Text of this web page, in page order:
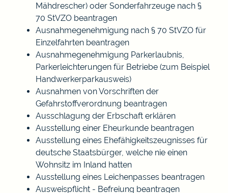
Mähdrescher) oder Sonderfahrzeuge nach §
70 StVZO beantragen
Ausnahmegenehmigung nach § 70 StVZO für
Einzelfahrten beantragen
Ausnahmegenehmigung Parkerlaubnis,
Parkerleichterungen für Betriebe (zum Beispiel
Handwerkerparkausweis)
Ausnahmen von Vorschriften der
Gefahrstoffverordnung beantragen
Ausschlagung der Erbschaft erklären
Ausstellung einer Eheurkunde beantragen
Ausstellung eines Ehefähigkeitszeugnisses für
deutsche Staatsbürger, welche nie einen
Wohnsitz im Inland hatten
Ausstellung eines Leichenpasses beantragen
Ausweispflicht - Befreiung beantragen